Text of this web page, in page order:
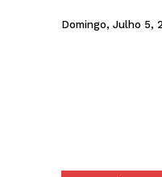
Domingo, Julho 5,